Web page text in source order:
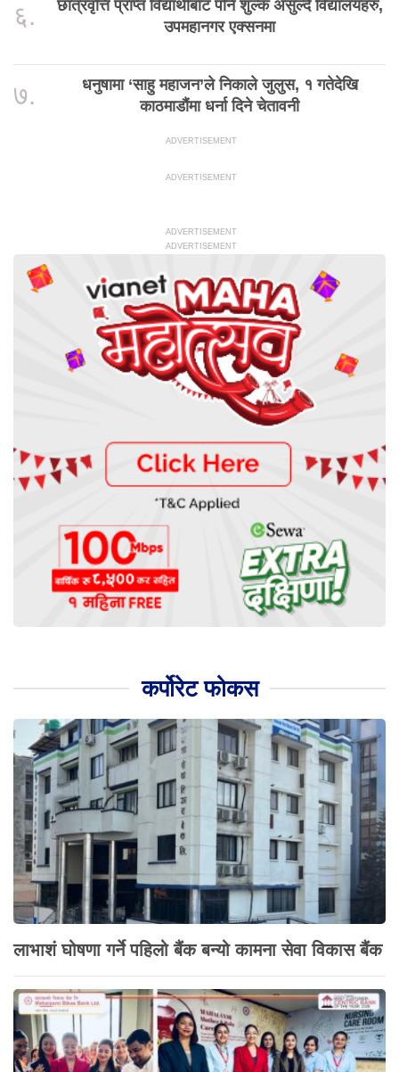
६.
छात्रवृत्ति प्राप्त विद्यार्थीबाट पनि शुल्क असुल्दै विद्यालयहरु,
उपमहानगर एक्सनमा
७.
धनुषामा ‘साहु महाजन’ले निकाले जुलुस, १ गतेदेखि
काठमाडौंमा धर्ना दिने चेतावनी
कर्पोरेट फोकस
लाभाशं घोषणा गर्ने पहिलो बैंक बन्यो कामना सेवा विकास बैंक